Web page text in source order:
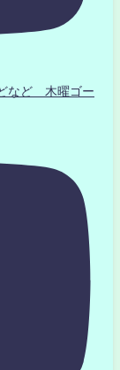
など 木曜ゴー